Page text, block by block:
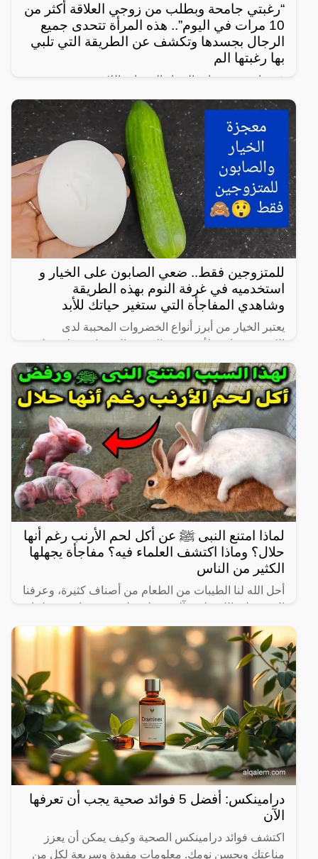
“رغبتي جامحة وبطلب من زوجي العلاقة أكثر من
10 مرات في اليوم”.. هذه المرأة تتحدى جميع
الرجال بجسدها وتكشف عن الطريقة التي تلبي
بها رغبتها الم
في واحدة من نوادر النساء العربيات اللاتي يعشن شهوة
مفرطة في الرغبة بالعلاقة الجنسية، سواءً ضمن علاقة
زوجية مشروعة أو علاقة محرمة مع الرجال، ففي هذا
المقال
للمتزوجين فقط.. ضعي الصابون على الخيار و
استخدميه في غرفة النوم بهذه الطريقة
وشاهدي المفاجأة التي ستغير حياتك للأبد
يعتبر الخيار من أبرز أنواع الخضروات المحببة لدى
الكثيرين، خاصة لأنه شبه خالي من السعرات وطعمه لذيذ
ومنعش، وله فوائد كثيرة لأنه غني بالفيتامينات والمعادن،
كما
لماذا امتنع النبى ﷺ عن أكل لحم الأرنب رغم أنها
حلال؟ وماذا اكتشف العلماء فيه؟ مفاجأة يجهلها
الكثير من الناس
أحل الله لنا الطيبات من الطعام من أصناف كثيرة، وعرفنا
النبي صلى الله عليه وآله وسـلم على بعض ما حرم علينا،
ولكن يثير البعض من حين لآخر بعض المعلومات الغير
درامينكس: أفضل 5 فوائد صحية يجب أن تعرفها
الآن
اكتشف فوائد درامينكس الصحية وكيف يمكن أن يعزز
مناعتك ويحسن نومك. معلومات مفيدة وسريعة لكل من